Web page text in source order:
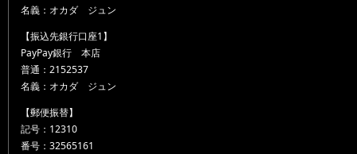
名義：オカダ ジュン
【振込先銀行口座1】
PayPay銀行 本店
普通：2152537
名義：オカダ ジュン
【郵便振替】
記号：12310
番号：32565161